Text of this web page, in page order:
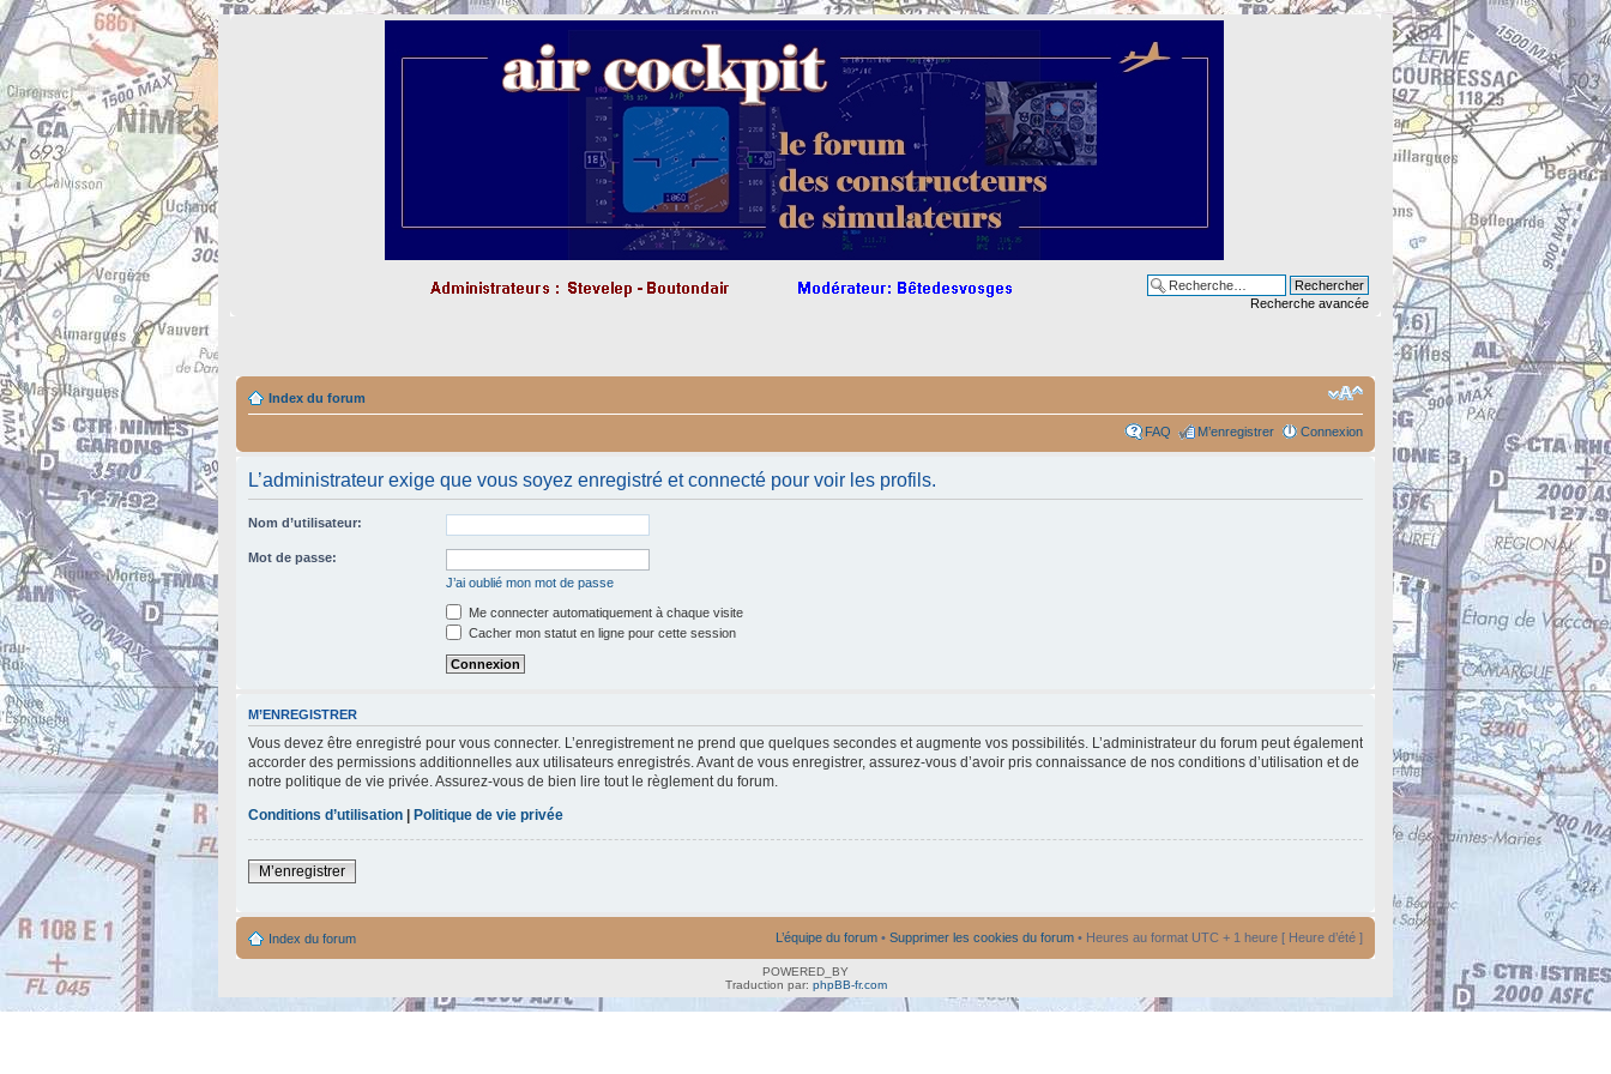
Recherche avancée
Index du forum
FAQ M’enregistrer Connexion
L’administrateur exige que vous soyez enregistré et connecté pour voir les profils.
Nom d’utilisateur:
Mot de passe:
J’ai oublié mon mot de passe
Me connecter automatiquement à chaque visite
Cacher mon statut en ligne pour cette session
M’ENREGISTRER
Vous devez être enregistré pour vous connecter. L’enregistrement ne prend que quelques secondes et augmente vos possibilités. L’administrateur du forum peut également
accorder des permissions additionnelles aux utilisateurs enregistrés. Avant de vous enregistrer, assurez-vous d’avoir pris connaissance de nos conditions d’utilisation et de
notre politique de vie privée. Assurez-vous de bien lire tout le règlement du forum.
Conditions d’utilisation | Politique de vie privée
M’enregistrer
Index du forum L’équipe du forum • Supprimer les cookies du forum • Heures au format UTC + 1 heure [ Heure d’été ]
POWERED_BY
Traduction par: phpBB-fr.com